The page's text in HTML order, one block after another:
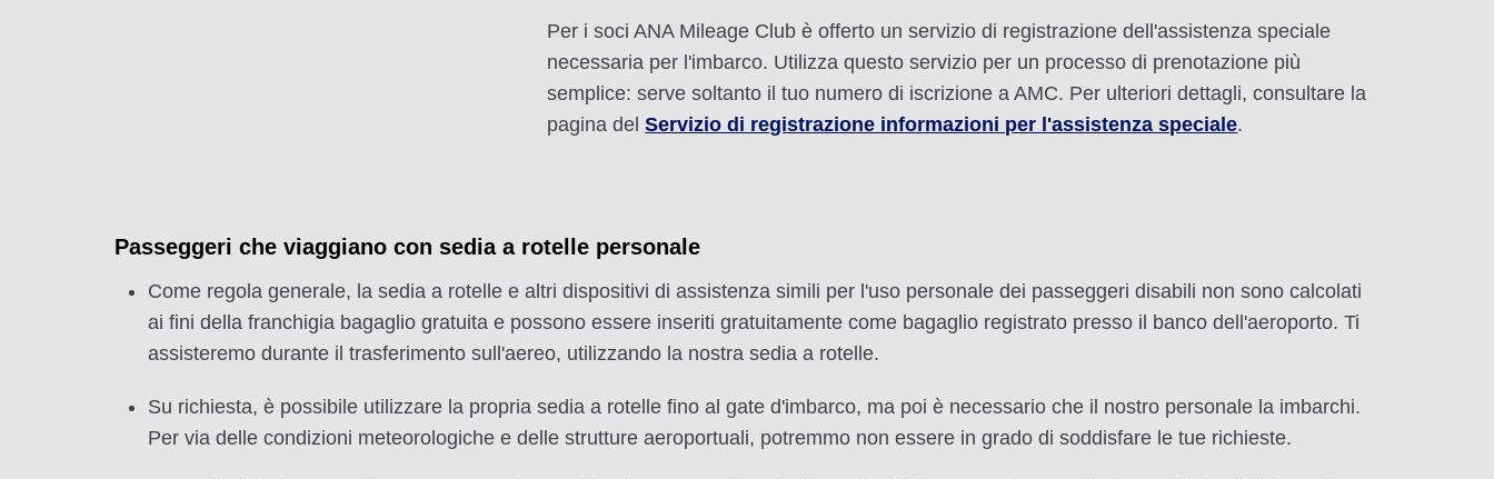
Per i soci ANA Mileage Club è offerto un servizio di registrazione dell'assistenza speciale
necessaria per l'imbarco. Utilizza questo servizio per un processo di prenotazione più
semplice: serve soltanto il tuo numero di iscrizione a AMC. Per ulteriori dettagli, consultare la
pagina delServizio di registrazione informazioni per l'assistenza speciale.
Passeggeri che viaggiano con sedia a rotelle personale
Come regola generale, la sedia a rotelle e altri dispositivi di assistenza simili per l'uso personale dei passeggeri disabili non sono calcolati
ai fini della franchigia bagaglio gratuita e possono essere inseriti gratuitamente come bagaglio registrato presso il banco dell'aeroporto. Ti
assisteremo durante il trasferimento sull'aereo, utilizzando la nostra sedia a rotelle.
Su richiesta, è possibile utilizzare la propria sedia a rotelle fino al gate d'imbarco, ma poi è necessario che il nostro personale la imbarchi.
Per via delle condizioni meteorologiche e delle strutture aeroportuali, potremmo non essere in grado di soddisfare le tue richieste.